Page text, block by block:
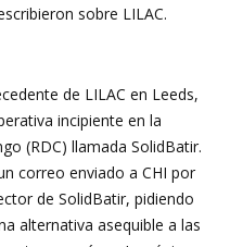
sobre LILAC.
de LILAC en Leeds,
incipiente en la
(RDC) llamada SolidBatir.
correo enviado a CHI por
de SolidBatir, pidiendo
alternativa asequible a las